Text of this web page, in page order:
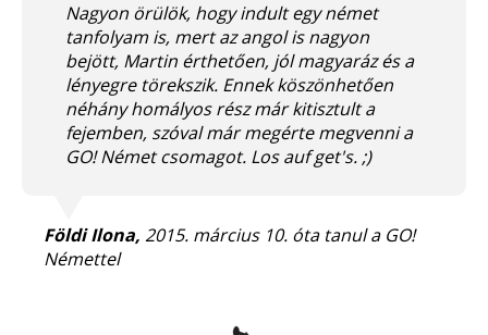
Nagyon örülök, hogy indult egy német
tanfolyam is, mert az angol is nagyon
bejött, Martin érthetően, jól magyaráz és a
lényegre törekszik. Ennek köszönhetően
néhány homályos rész már kitisztult a
fejemben, szóval már megérte megvenni a
GO! Német csomagot. Los auf get's. ;)
Földi Ilona, 2015. március 10. óta tanul a GO!
Némettel